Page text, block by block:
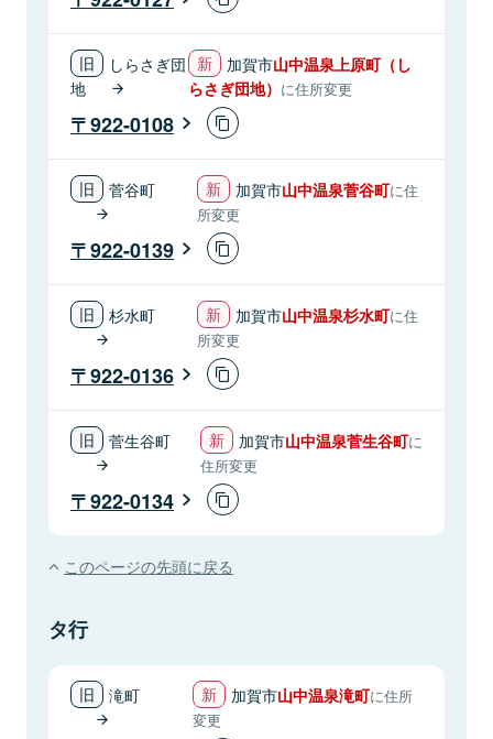
しらさぎ団
地
加賀市山中温泉上原町（し
らさぎ団地） に住所変更
922-0108
菅谷町 加賀市山中温泉菅谷町に住
所変更
922-0139
杉水町 加賀市山中温泉杉水町に住
所変更
922-0136
菅生谷町 加賀市山中温泉菅生谷町に
住所変更
922-0134
このページの先頭に戻る
タ行
滝町 加賀市山中温泉滝町に住所
変更